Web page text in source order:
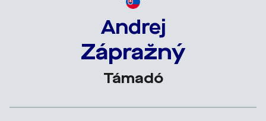
Andrej
Zápražný
Támadó